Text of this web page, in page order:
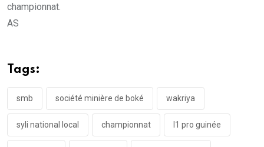
championnat.
AS
Tags:
smb société minière de boké wakriya
syli national local championnat l1 pro guinée